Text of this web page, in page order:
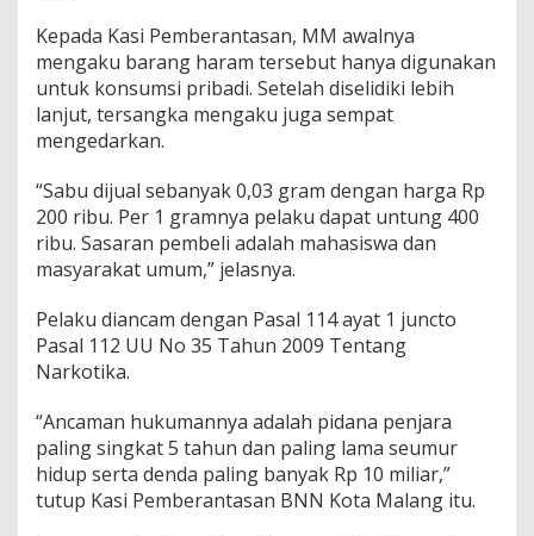
Kepada Kasi Pemberantasan, MM awalnya
mengaku barang haram tersebut hanya digunakan
untuk konsumsi pribadi. Setelah diselidiki lebih
lanjut, tersangka mengaku juga sempat
mengedarkan.
“Sabu dijual sebanyak 0,03 gram dengan harga Rp
200 ribu. Per 1 gramnya pelaku dapat untung 400
ribu. Sasaran pembeli adalah mahasiswa dan
masyarakat umum,” jelasnya.
Pelaku diancam dengan Pasal 114 ayat 1 juncto
Pasal 112 UU No 35 Tahun 2009 Tentang
Narkotika.
“Ancaman hukumannya adalah pidana penjara
paling singkat 5 tahun dan paling lama seumur
hidup serta denda paling banyak Rp 10 miliar,”
tutup Kasi Pemberantasan BNN Kota Malang itu.